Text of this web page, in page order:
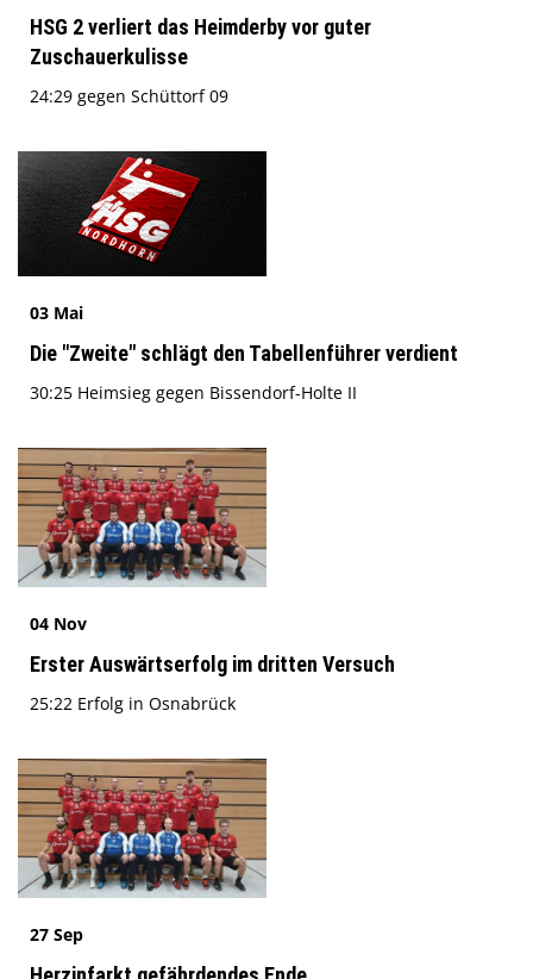
HSG 2 verliert das Heimderby vor guter
Zuschauerkulisse
24:29 gegen Schüttorf 09
03 Mai
Die "Zweite" schlägt den Tabellenführer verdient
30:25 Heimsieg gegen Bissendorf-Holte II
04 Nov
Erster Auswärtserfolg im dritten Versuch
25:22 Erfolg in Osnabrück
27 Sep